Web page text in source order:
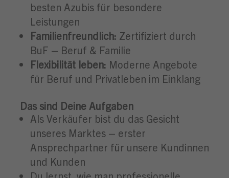
besten Azubis für besondere
Leistungen
Familienfreundlich: Zertifiziert durch
BuF – Beruf & Familie
Flexibilität leben: Moderne Angebote
für Beruf und Privatleben im Einklang
Das sind Deine Aufgaben
Als Verkäufer bist du das Gesicht
unseres Marktes – erster
Ansprechpartner für unsere Kundinnen
und Kunden